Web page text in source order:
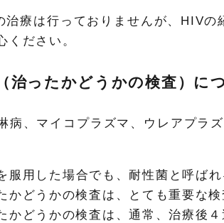
療は行っておりませんが、HIVの
ください。
治ったかどうかの検査）に
病、マイコプラズマ、ウレアプラ
服用した場合でも、耐性菌と呼ば
かどうかの検査は、とても重要な検
かどうかの検査は、通常、治療後